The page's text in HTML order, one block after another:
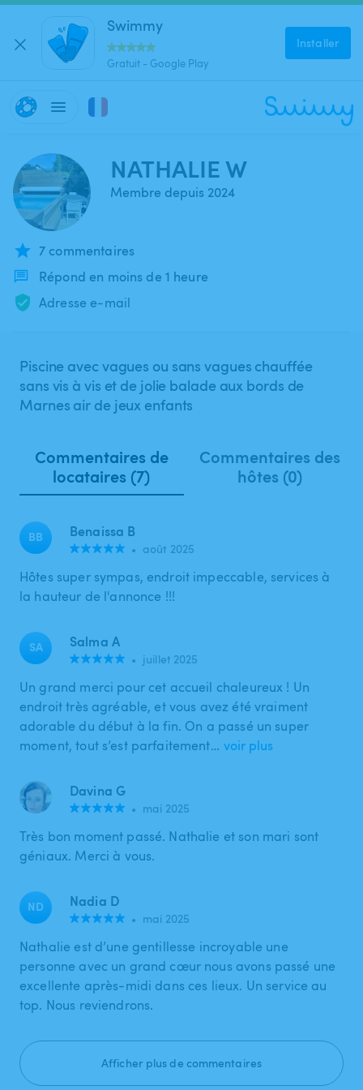
Swimmy
Gratuit - Google Play
Installer
NATHALIE W
Membre depuis 2024
7 commentaires
Répond en moins de 1 heure
Adresse e-mail
Piscine avec vagues ou sans vagues chauffée
sans vis à vis et de jolie balade aux bords de
Marnes air de jeux enfants
Commentaires de
locataires (7)
Commentaires des
hôtes (0)
BB Benaissa B
• août 2025
Hôtes super sympas, endroit impeccable, services à
la hauteur de l'annonce !!!
SA Salma A
• juillet 2025
Un grand merci pour cet accueil chaleureux ! Un
endroit très agréable, et vous avez été vraiment
adorable du début à la fin. On a passé un super
moment, tout s’est parfaitement… voir plus
Davina G
• mai 2025
Très bon moment passé. Nathalie et son mari sont
géniaux. Merci à vous.
ND Nadia D
• mai 2025
Nathalie est d’une gentillesse incroyable une
personne avec un grand cœur nous avons passé une
excellente après-midi dans ces lieux. Un service au
top. Nous reviendrons.
Afficher plus de commentaires